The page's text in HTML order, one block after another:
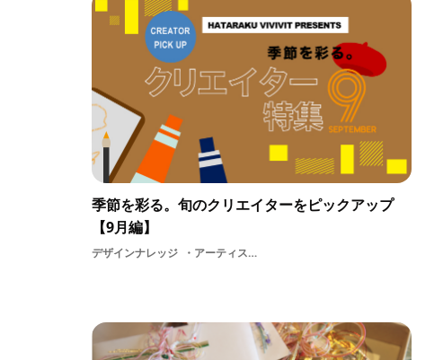
季節を彩る。旬のクリエイターをピックアップ
【9月編】
デザインナレッジ アーティストモチベーションアイデア情報収集インプットデザイン息抜きアート情報クリエイター特集制作イラストレーターDESIGNillust